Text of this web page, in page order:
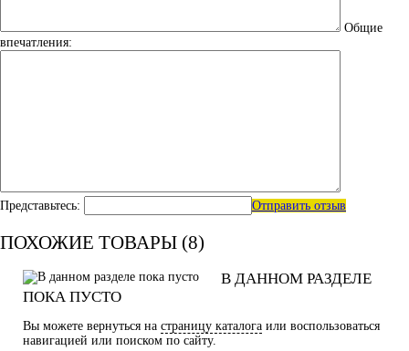
Общие
впечатления:
Представьтесь: Отправить отзыв
ПОХОЖИЕ ТОВАРЫ (8)
В ДАННОМ РАЗДЕЛЕ
ПОКА ПУСТО
Вы можете вернуться на страницу каталога или воспользоваться
навигацией или поиском по сайту.